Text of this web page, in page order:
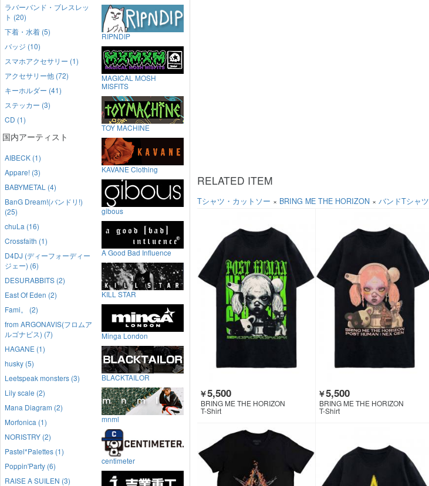
RELATED ITEM
Tシャツ・カットソー × BRING ME THE HORIZON × バンドTシャツ
￥5,500
BRING ME THE HORIZON
T-Shirt
￥5,500
BRING ME THE HORIZON
T-Shirt
ラバーバンド・ブレスレッ
ト (20)
下着・水着 (5)
バッジ (10)
スマホアクセサリー (1)
アクセサリー他 (72)
キーホルダー (41)
ステッカー (3)
CD (1)
国内アーティスト
AIBECK (1)
Appare! (3)
BABYMETAL (4)
BanG Dream!(バンドリ!)
(25)
chuLa (16)
Crossfaith (1)
D4DJ (ディーフォーディー
ジェー) (6)
DESURABBITS (2)
East Of Eden (2)
Fami。 (2)
from ARGONAVIS(フロムア
ルゴナビス) (7)
HAGANE (1)
husky (5)
Leetspeak monsters (3)
Lily scale (2)
Mana Diagram (2)
Morfonica (1)
NORISTRY (2)
Pastel*Palettes (1)
Poppin'Party (6)
RAISE A SUILEN (3)
RIPNDIP
MAGICAL MOSH
MISFITS
TOY MACHINE
KAVANE Clothing
gibous
A Good Bad Influence
KILL STAR
Minga London
BLACKTAILOR
mnml
centimeter